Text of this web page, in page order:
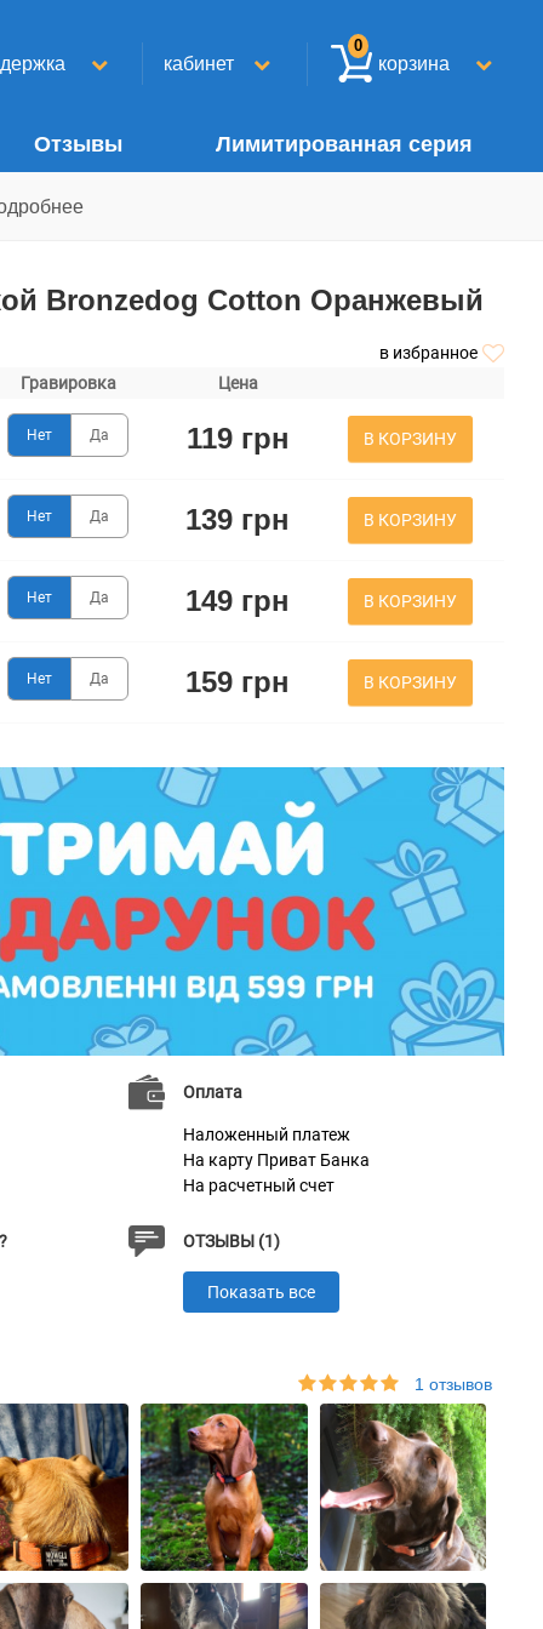
кабинет корзина
0
Отзывы Лимитированная серия
Bronzedog Сotton Оранжевый
в избранное
Гравировка
Цена
Нет Да 119 грн В КОРЗИНУ
Нет Да 139 грн В КОРЗИНУ
Нет Да 149 грн В КОРЗИНУ
Нет Да 159 грн В КОРЗИНУ
Оплата
Наложенный платеж
На карту Приват Банка
На расчетный счет
ОТЗЫВЫ (1)
Показать все
1 отзывов